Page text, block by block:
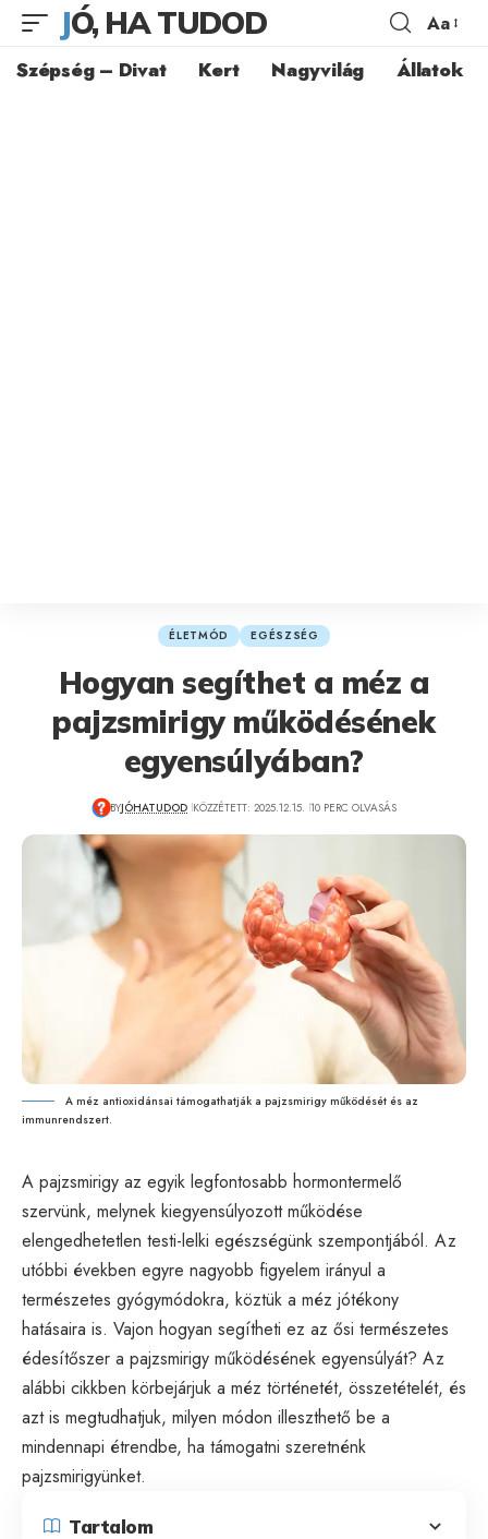
JÓ, HA TUDOD Aa
Szépség – Divat Kert Nagyvilág Állatok
ÉLETMÓD EGÉSZSÉG
Hogyan segíthet a méz a
pajzsmirigy működésének
egyensúlyában?
BYJÓHATUDOD KÖZZÉTETT: 2025.12.15. 10 PERC OLVASÁS
A méz antioxidánsai támogathatják a pajzsmirigy működését és az
immunrendszert.
A pajzsmirigy az egyik legfontosabb hormontermelő
szervünk, melynek kiegyensúlyozott működése
elengedhetetlen testi-lelki egészségünk szempontjából. Az
utóbbi években egyre nagyobb figyelem irányul a
természetes gyógymódokra, köztük a méz jótékony
hatásaira is. Vajon hogyan segítheti ez az ősi természetes
édesítőszer a pajzsmirigy működésének egyensúlyát? Az
alábbi cikkben körbejárjuk a méz történetét, összetételét, és
azt is megtudhatjuk, milyen módon illeszthető be a
mindennapi étrendbe, ha támogatni szeretnénk
pajzsmirigyünket.
Tartalom